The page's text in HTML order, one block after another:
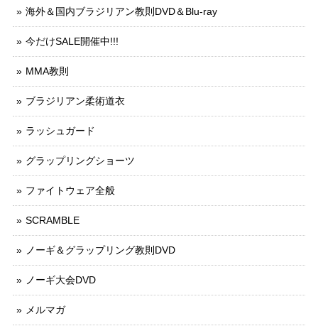
海外＆国内ブラジリアン教則DVD＆Blu-ray
今だけSALE開催中!!!
MMA教則
ブラジリアン柔術道衣
ラッシュガード
グラップリングショーツ
ファイトウェア全般
SCRAMBLE
ノーギ＆グラップリング教則DVD
ノーギ大会DVD
メルマガ